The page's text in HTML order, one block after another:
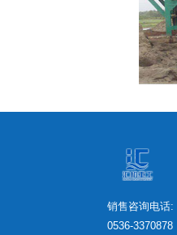
销售咨询电话:
0536-3370878